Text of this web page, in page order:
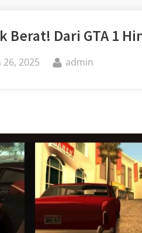
Dari GTA 1
2025 By
admin